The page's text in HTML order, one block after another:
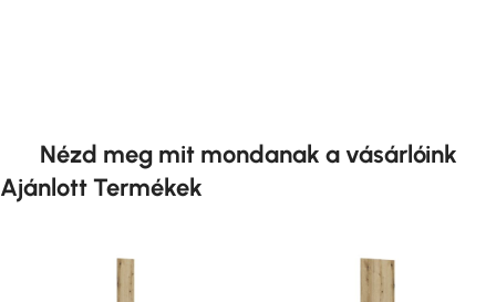
Nézd meg mit mondanak a vásárlóink
Ajánlott Termékek